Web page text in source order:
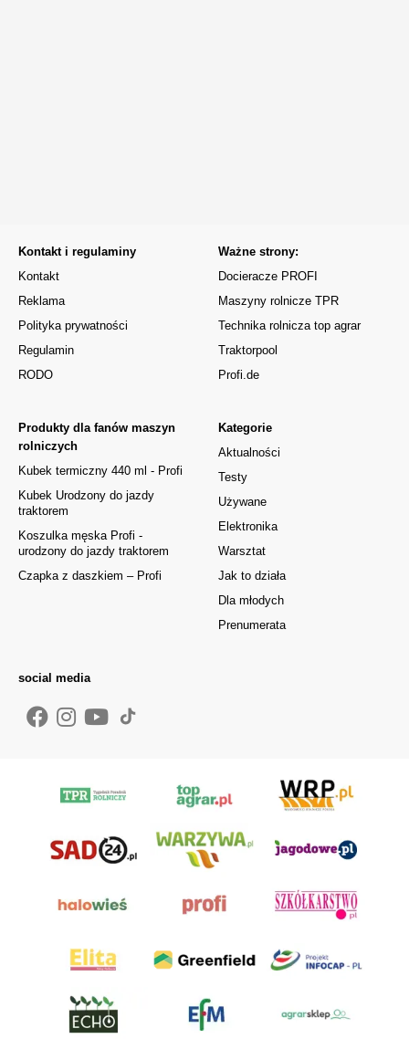
Kontakt i regulaminy
Kontakt
Reklama
Polityka prywatności
Regulamin
RODO
Kategorie
Aktualności
Testy
Używane
Elektronika
Warsztat
Jak to działa
Dla młodych
Prenumerata
Produkty dla fanów maszyn
rolniczych
Kubek termiczny 440 ml - Profi
Kubek Urodzony do jazdy
traktorem
Koszulka męska Profi -
urodzony do jazdy traktorem
Czapka z daszkiem – Profi
Ważne strony:
Docieracze PROFI
Maszyny rolnicze TPR
Technika rolnicza top agrar
Traktorpool
Profi.de
social media